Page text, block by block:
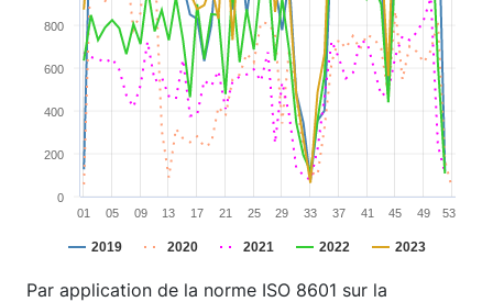
2019 2020 2021 2022 2023
01 13 25 37 49
05 09 17 21 29 33 41 45 53
0
200
400
600
800
End of interactive chart.
Par application de la norme ISO 8601 sur la